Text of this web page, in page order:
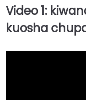
Video 1:
kuosha